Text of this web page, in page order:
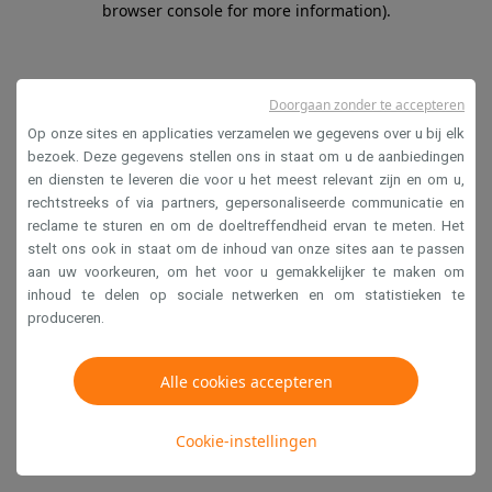
browser console for more information).
Op onze sites en applicaties verzamelen we gegevens over u bij elk
bezoek. Deze gegevens stellen ons in staat om u de aanbiedingen
en diensten te leveren die voor u het meest relevant zijn en om u,
rechtstreeks of via partners, gepersonaliseerde communicatie en
reclame te sturen en om de doeltreffendheid ervan te meten. Het
stelt ons ook in staat om de inhoud van onze sites aan te passen
aan uw voorkeuren, om het voor u gemakkelijker te maken om
inhoud te delen op sociale netwerken en om statistieken te
produceren.
Alle cookies accepteren
Cookie-instellingen
Doorgaan zonder te accepteren